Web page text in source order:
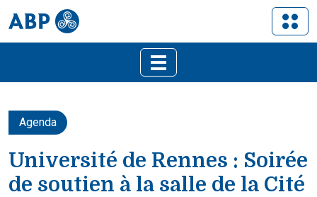
Agenda
Université de Rennes : Soirée
de soutien à la salle de la Cité